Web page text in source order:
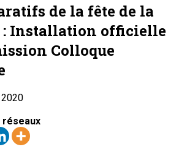
de la fête de la
: Installation officielle
Colloque